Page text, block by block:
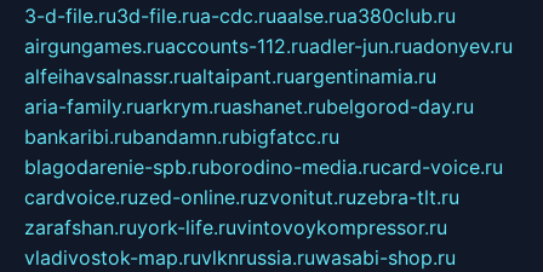
3-d-file.ru3d-file.rua-cdc.ruaalse.rua380club.ru
airgungames.ruaccounts-112.ruadler-jun.ruadonyev.ru
alfeihavsalnassr.rualtaipant.ruargentinamia.ru
aria-family.ruarkrym.ruashanet.rubelgorod-day.ru
bankaribi.rubandamn.rubigfatcc.ru
blagodarenie-spb.ruborodino-media.rucard-voice.ru
cardvoice.ruzed-online.ruzvonitut.ruzebra-tlt.ru
zarafshan.ruyork-life.ruvintovoykompressor.ru
vladivostok-map.ruvlknrussia.ruwasabi-shop.ru